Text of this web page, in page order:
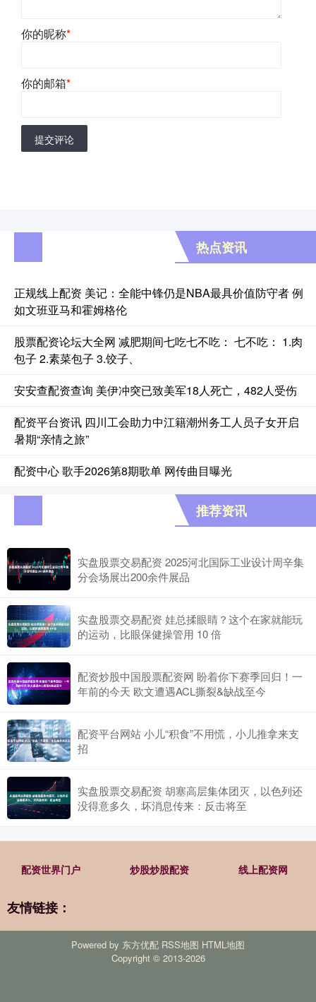
你的昵称*
你的邮箱*
提交评论
热点资讯
正规线上配资 美记：全能中锋仍是NBA最具价值防守者 例
如文班亚马和霍姆格伦
股票配资论坛大全网 减肥期间七吃七不吃： 七不吃： 1.肉
包子 2.素菜包子 3.饺子、
安安查配资查询 美伊冲突已致美军18人死亡，482人受伤
配资平台资讯 四川工会助力中江籍潮州务工人员子女开启
暑期“亲情之旅”
配资中心 歌手2026第8期歌单 网传曲目曝光
推荐资讯
实盘股票交易配资 2025河北国际工业设计周辛集
分会场展出200余件展品
实盘股票交易配资 娃总揉眼睛？这个在家就能玩
的运动，比眼保健操管用 10 倍
配资炒股中国股票配资网 盼着你下赛季回归！一
年前的今天 欧文遭遇ACL撕裂&缺战至今
配资平台网站 小儿“积食”不用慌，小儿推拿来支
招
实盘股票交易配资 胡塞高层集体团灭，以色列还
没得意多久，坏消息传来：反击将至
配资世界门户 炒股炒股配资 线上配资网
友情链接：
Powered by 东方优配 RSS地图 HTML地图
Copyright © 2013-2026